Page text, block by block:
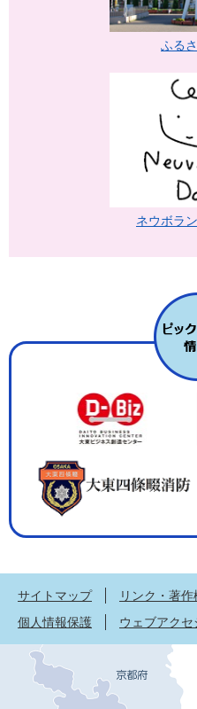
ふる
ネウボラ
サイトマップ
リンク・著
個人情報保護
ウェブアクセ